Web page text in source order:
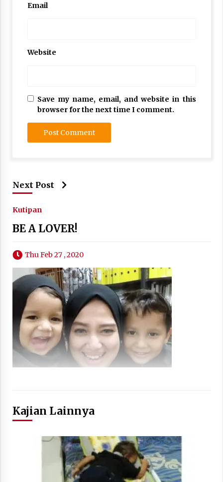
Email
Website
Save my name, email, and website in this
browser for the next time I comment.
Next Post
Kutipan
BE A LOVER!
Thu Feb 27 , 2020
Kajian Lainnya